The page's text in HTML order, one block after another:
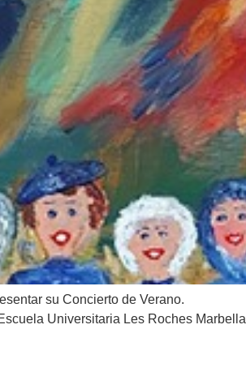
su Concierto de Verano.
Universitaria Les Roches Marbella